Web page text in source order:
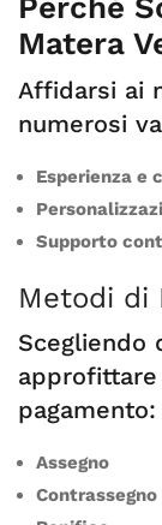
Perché
Matera
Affidarsi ai
numerosi
Esperienza e
Supporto
Metodi di
Scegliendo
pagamento:
Assegno
Contrassegno